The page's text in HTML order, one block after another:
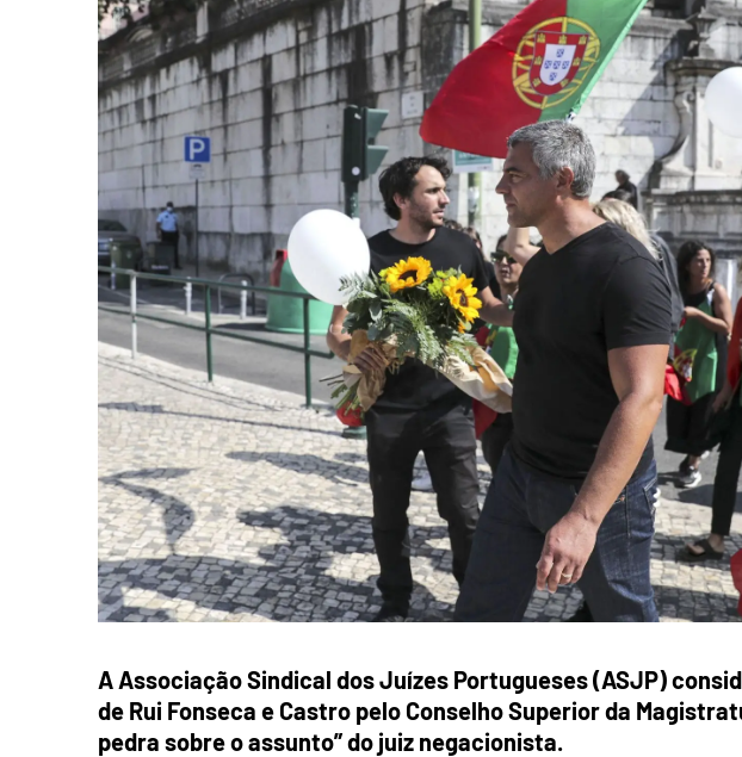
A Associação Sindical dos Juízes Portugueses (ASJP)
de Rui Fonseca e Castro pelo Conselho Superior da
pedra sobre o assunto” do juiz negacionista.